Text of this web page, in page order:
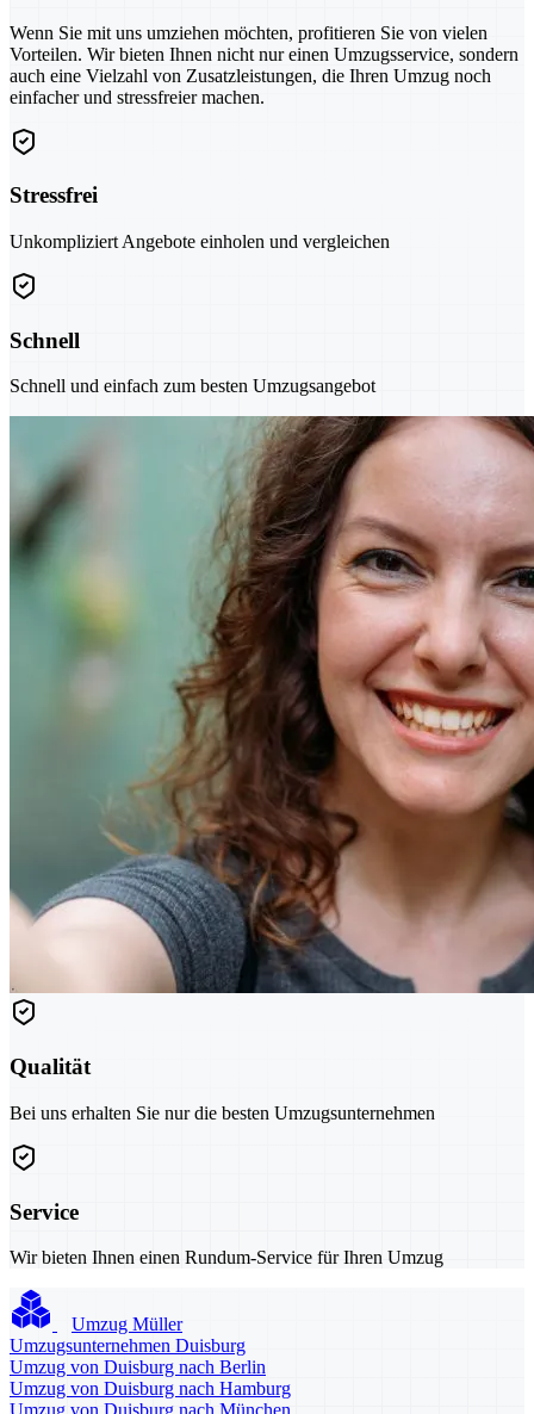
Wenn Sie mit uns umziehen möchten, profitieren Sie von vielen
Vorteilen. Wir bieten Ihnen nicht nur einen Umzugsservice, sondern
auch eine Vielzahl von Zusatzleistungen, die Ihren Umzug noch
einfacher und stressfreier machen.
Stressfrei
Unkompliziert Angebote einholen und vergleichen
Schnell
Schnell und einfach zum besten Umzugsangebot
Qualität
Bei uns erhalten Sie nur die besten Umzugsunternehmen
Service
Wir bieten Ihnen einen Rundum-Service für Ihren Umzug
Umzug Müller
Umzugsunternehmen Duisburg
Umzug von Duisburg nach Berlin
Umzug von Duisburg nach Hamburg